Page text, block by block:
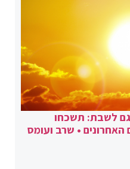
לשבת: תשכחו
• שרב ועומס